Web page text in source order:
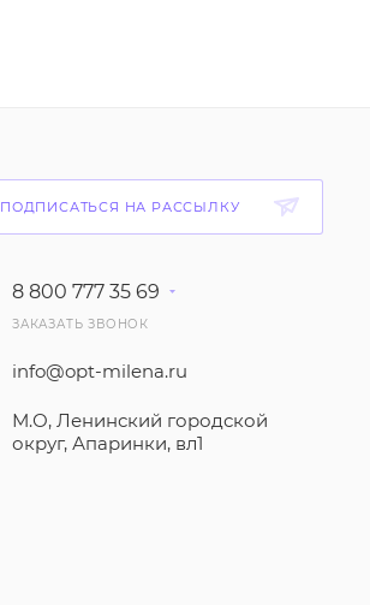
бретелях" женская.
Черная (р-р 48-56)
91₽
женская (р-р 48-62)
ПОДПИСАТЬСЯ НА РАССЫЛКУ
8 800 777 35 69
ЗАКАЗАТЬ ЗВОНОК
info@opt-milena.ru
М.О, Ленинский городской
округ, Апаринки, вл1